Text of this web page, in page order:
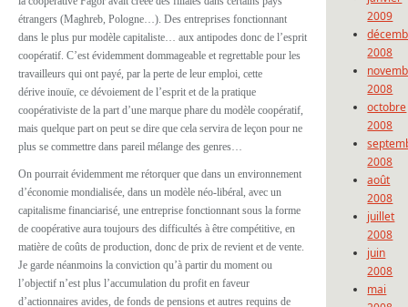
étrangers (Maghreb, Pologne…). Des entreprises fonctionnant
dans le plus pur modèle capitaliste… aux antipodes donc de l’esprit
coopératif. C’est évidemment dommageable et regrettable pour les
travailleurs qui ont payé, par la perte de leur emploi, cette
dérive inouïe, ce dévoiement de l’esprit et de la pratique
coopérativiste de la part d’une marque phare du modèle coopératif,
mais quelque part on peut se dire que cela servira de leçon pour ne
plus se commettre dans pareil mélange des genres…
On pourrait évidemment me rétorquer que dans un environnement
d’économie mondialisée, dans un modèle néo-libéral, avec un
capitalisme financiarisé, une entreprise fonctionnant sous la forme
de coopérative aura toujours des difficultés à être compétitive, en
matière de coûts de production, donc de prix de revient et de vente.
Je garde néanmoins la conviction qu’à partir du moment ou
l’objectif n’est plus l’accumulation du profit en faveur
d’actionnaires avides, de fonds de pensions et autres requins de
2009
2008
2008
octobre
2008
2008
août
2008
juillet
2008
juin
2008
mai